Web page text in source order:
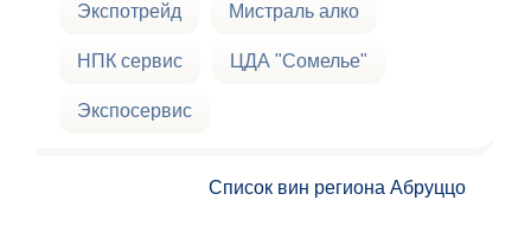
Экспотрейд Мистраль алко
НПК сервис ЦДА "Сомелье"
Экспосервис
Список вин региона Абруццо